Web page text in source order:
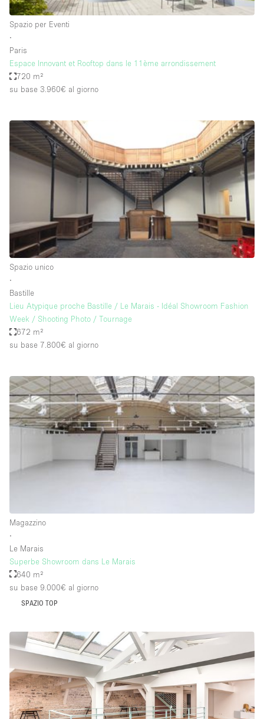
Attaccapanni
Attrezzature da ufficio
Bagno
Banconi
Camere Multiple
Camerini di prova
Concierge
Esposizione di Automobili
Giardino
Illuminazione
Industriale
Internet
Licenza per Liquori
Luce Diurna
Magazzino
Parcheggio privato
Sistema di sicurezza
Spazio living
Tetto / Terrazza
Vetrina
Vista incredibile
Water Access
Spazio per Eventi
∙
Paris
Espace Innovant et Rooftop dans le 11ème arrondissement
720 m²
su base 3.960€ al giorno
Spazio unico
∙
Bastille
Lieu Atypique proche Bastille / Le Marais - Idéal Showroom Fashion
Week / Shooting Photo / Tournage
672 m²
su base 7.800€ al giorno
Magazzino
∙
Le Marais
Superbe Showroom dans Le Marais
640 m²
su base 9.000€ al giorno
SPAZIO TOP